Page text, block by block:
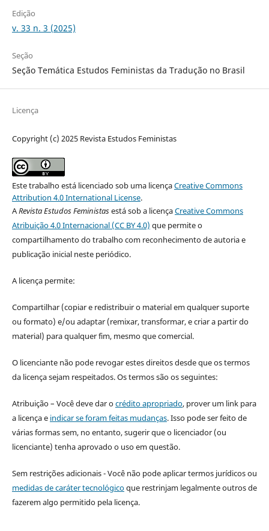
Edição
v. 33 n. 3 (2025)
Seção
Seção Temática Estudos Feministas da Tradução no Brasil
Licença
Copyright (c) 2025 Revista Estudos Feministas
Este trabalho está licenciado sob uma licençaCreative Commons
Attribution 4.0 International License.
ARevista Estudos Feministasestá sob a licençaCreative Commons
Atribuição 4.0 Internacional (CC BY 4.0) que permite o
compartilhamento do trabalho com reconhecimento de autoria e
publicação inicial neste periódico.
A licença permite:
Compartilhar (copiar e redistribuir o material em qualquer suporte
ou formato) e/ou adaptar (remixar, transformar, e criar a partir do
material) para qualquer fim, mesmo que comercial.
O licenciante não pode revogar estes direitos desde que os termos
da licença sejam respeitados. Os termos são os seguintes:
Atribuição – Você deve dar ocrédito apropriado, prover um link para
a licença e indicar se foram feitas mudanças. Isso pode ser feito de
várias formas sem, no entanto, sugerir que o licenciador (ou
licenciante) tenha aprovado o uso em questão.
Sem restrições adicionais - Você não pode aplicar termos jurídicos ou
medidas de caráter tecnológicoque restrinjam legalmente outros de
fazerem algo permitido pela licença.